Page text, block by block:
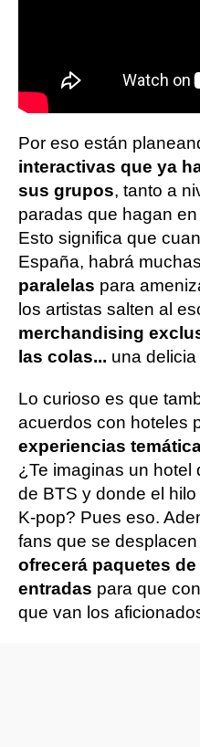
Por eso están
interactivas que ya
sus grupos, tanto a
paradas que hagan
Esto significa que
España, habrá muchas
paralelas para
los artistas salten al
merchandising
las colas... una
Lo curioso es que
acuerdos con hoteles
experiencias
¿Te imaginas un hotel
de BTS y donde el
K-pop? Pues eso.
fans que se
ofrecerá paquetes
entradas para que
que van los